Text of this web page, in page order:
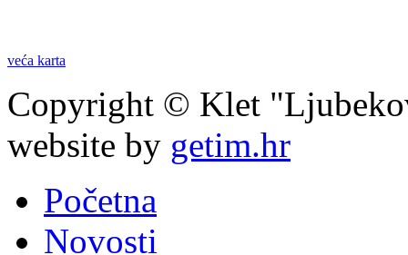
veća karta
Copyright © Klet
website by getim.hr
Početna
Novosti